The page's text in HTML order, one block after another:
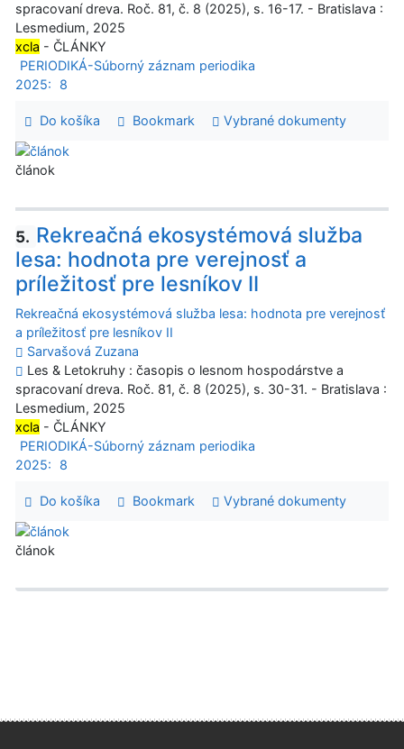
spracovaní dreva. Roč. 81, č. 8 (2025), s. 16-17. - Bratislava :
Lesmedium, 2025
xcla - ČLÁNKY
PERIODIKÁ-Súborný záznam periodika
2025:
8
Do košíka Bookmark Vybrané dokumenty
článok
5. Rekreačná ekosystémová služba
lesa: hodnota pre verejnosť a
príležitosť pre lesníkov II
Rekreačná ekosystémová služba lesa: hodnota pre verejnosť
a príležitosť pre lesníkov II
Sarvašová Zuzana
Les & Letokruhy : časopis o lesnom hospodárstve a
spracovaní dreva. Roč. 81, č. 8 (2025), s. 30-31. - Bratislava :
Lesmedium, 2025
xcla - ČLÁNKY
PERIODIKÁ-Súborný záznam periodika
2025:
8
Do košíka Bookmark Vybrané dokumenty
článok